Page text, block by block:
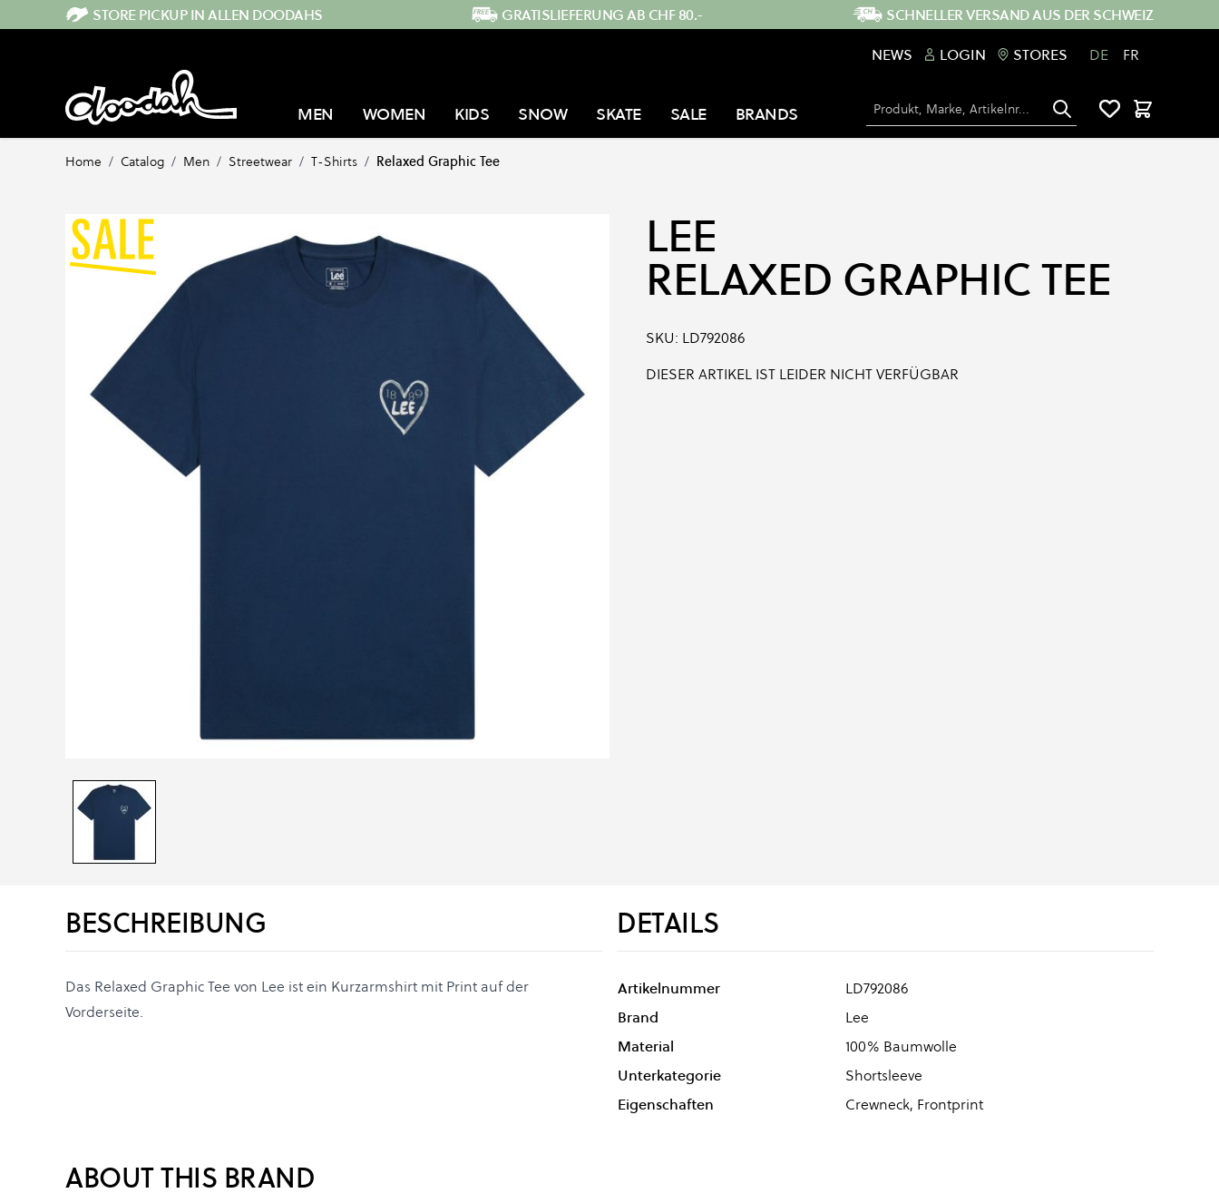
Direkt zum InhaltSTORE PICKUP IN ALLEN DOODAHS GRATISLIEFERUNG AB CHF 80.-
SCHNELLER VERSAND AUS DER SCHWEIZ
NEWS
LOGIN STORES DE FR
MEN WOMEN KIDS SNOW SKATE SALE BRANDS Suche Warenkorb
Home / Catalog / Men / Streetwear / T-Shirts / Relaxed Graphic Tee
LEE
RELAXED GRAPHIC TEE
SKU: LD792086
DIESER ARTIKEL IST LEIDER NICHT VERFÜGBAR
BESCHREIBUNG
Das Relaxed Graphic Tee von Lee ist ein Kurzarmshirt mit Print auf der
Vorderseite.
DETAILS
Artikelnummer
LD792086
Brand
Lee
Material
100% Baumwolle
Unterkategorie
Shortsleeve
Eigenschaften
Crewneck, Frontprint
ABOUT THIS BRAND